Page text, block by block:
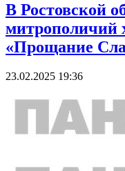
В Ростовской
митрополичий
«Прощание
23.02.2025 19:36